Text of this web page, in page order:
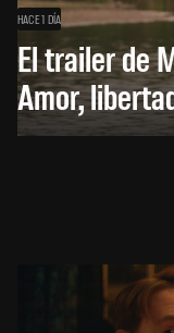
HACE 1 DÍA
El trailer de
Amor,